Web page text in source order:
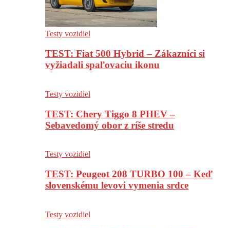
Testy vozidiel
TEST: Fiat 500 Hybrid – Zákazníci si
vyžiadali spaľovaciu ikonu
Testy vozidiel
TEST: Chery Tiggo 8 PHEV –
Sebavedomý obor z ríše stredu
Testy vozidiel
TEST: Peugeot 208 TURBO 100 – Keď
slovenskému levovi vymenia srdce
Testy vozidiel